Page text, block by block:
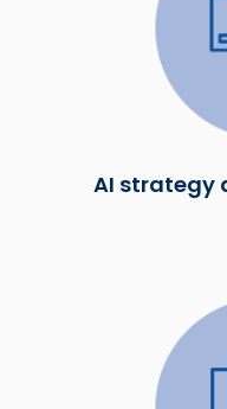
AI strategy